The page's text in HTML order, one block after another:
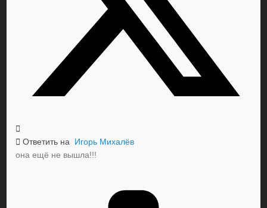
Ответить на Игорь Михалёв
она ещё не вышла!!!